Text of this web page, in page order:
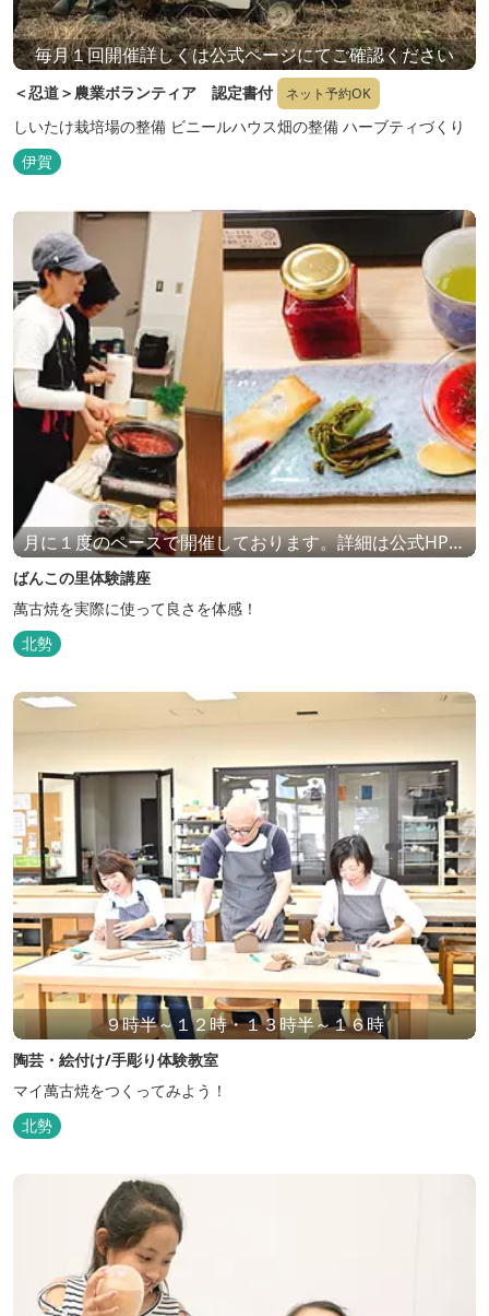
毎月１回開催詳しくは公式ページにてご確認ください
＜忍道＞農業ボランティア 認定書付 ネット予約OK
しいたけ栽培場の整備 ビニールハウス畑の整備 ハーブティづくり
伊賀
月に１度のペースで開催しております。詳細は公式HPを
ご覧ください。
ばんこの里体験講座
萬古焼を実際に使って良さを体感！
北勢
９時半～１２時・１３時半～１６時
陶芸・絵付け/手彫り体験教室
マイ萬古焼をつくってみよう！
北勢